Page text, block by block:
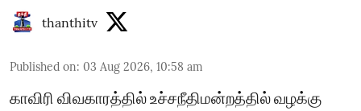
thanthitv
Published on: 03 Aug 2026, 10:58 am
காவிரி விவகாரத்தில் உச்சநீதிமன்றத்தில் வழக்கு